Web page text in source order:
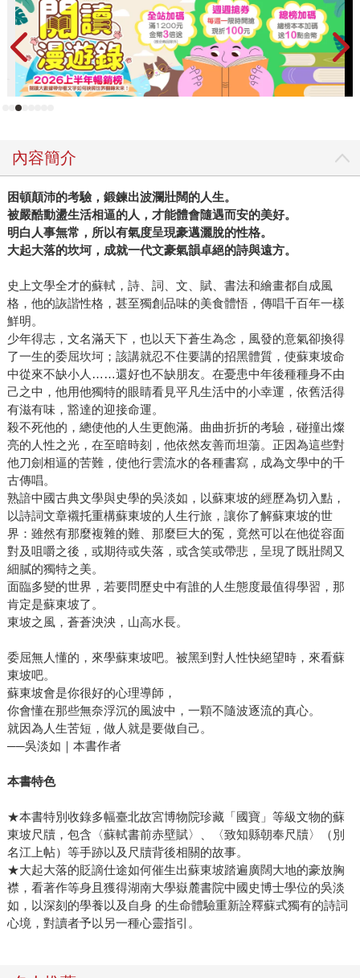
內容簡介
困頓顛沛的考驗，鍛鍊出波瀾壯闊的人生。
被嚴酷動盪生活相逼的人，才能體會隨遇而安的美好。
明白人事無常，所以有氣度呈現豪邁灑脫的性格。
大起大落的坎坷，成就一代文豪氣韻卓絕的詩與遠方。
史上文學全才的蘇軾，詩、詞、文、賦、書法和繪畫都自成風
格，他的詼諧性格，甚至獨創品味的美食體悟，傳唱千百年一樣
鮮明。
少年得志，文名滿天下，也以天下蒼生為念，風發的意氣卻換得
了一生的委屈坎坷；該講就忍不住要講的招黑體質，使蘇東坡命
中從來不缺小人……還好也不缺朋友。在憂患中年後種種身不由
己之中，他用他獨特的眼睛看見平凡生活中的小幸運，依舊活得
有滋有味，豁達的迎接命運。
殺不死他的，總使他的人生更飽滿。曲曲折折的考驗，碰撞出燦
亮的人性之光，在至暗時刻，他依然友善而坦蕩。正因為這些對
他刀劍相逼的苦難，使他行雲流水的各種書寫，成為文學中的千
古傳唱。
熟諳中國古典文學與史學的吳淡如，以蘇東坡的經歷為切入點，
以詩詞文章襯托重構蘇東坡的人生行旅，讓你了解蘇東坡的世
界：雖然有那麼複雜的難、那麼巨大的冤，竟然可以在他從容面
對及咀嚼之後，或期待或失落，或含笑或帶悲，呈現了既壯闊又
細膩的獨特之美。
面臨多變的世界，若要問歷史中有誰的人生態度最值得學習，那
肯定是蘇東坡了。
東坡之風，蒼蒼泱泱，山高水長。
委屈無人懂的，來學蘇東坡吧。被黑到對人性快絕望時，來看蘇
東坡吧。
蘇東坡會是你很好的心理導師，
你會懂在那些無奈浮沉的風波中，一顆不隨波逐流的真心。
就因為人生苦短，做人就是要做自己。
──吳淡如｜本書作者
本書特色
★本書特別收錄多幅臺北故宮博物院珍藏「國寶」等級文物的蘇
東坡尺牘，包含〈蘇軾書前赤壁賦〉、〈致知縣朝奉尺牘〉（別
名江上帖）等手跡以及尺牘背後相關的故事。
★大起大落的貶謫仕途如何催生出蘇東坡踏遍廣闊大地的豪放胸
襟，看著作等身且獲得湖南大學嶽麓書院中國史博士學位的吳淡
如，以深刻的學養以及自身 的生命體驗重新詮釋蘇式獨有的詩詞
心境，對讀者予以另一種心靈指引。